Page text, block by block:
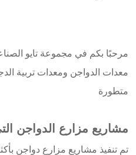
مرحبًا بكم في مجموعة تايو
معدات الدواجن ومعدات تربية
متطورة
مشاريع مزارع الدواجن